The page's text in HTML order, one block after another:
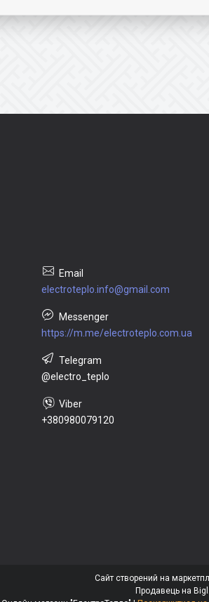
electroteplo.info@gmail.com
https://m.me/electroteplo.com.ua
@electro_teplo
+380980079120
Сайт створений на
Продавець на